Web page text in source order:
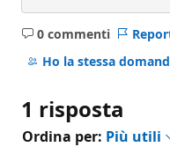
0 commenti
Nessun
commento
Ho la stessa
1 risposta
Ordina per: Più utili